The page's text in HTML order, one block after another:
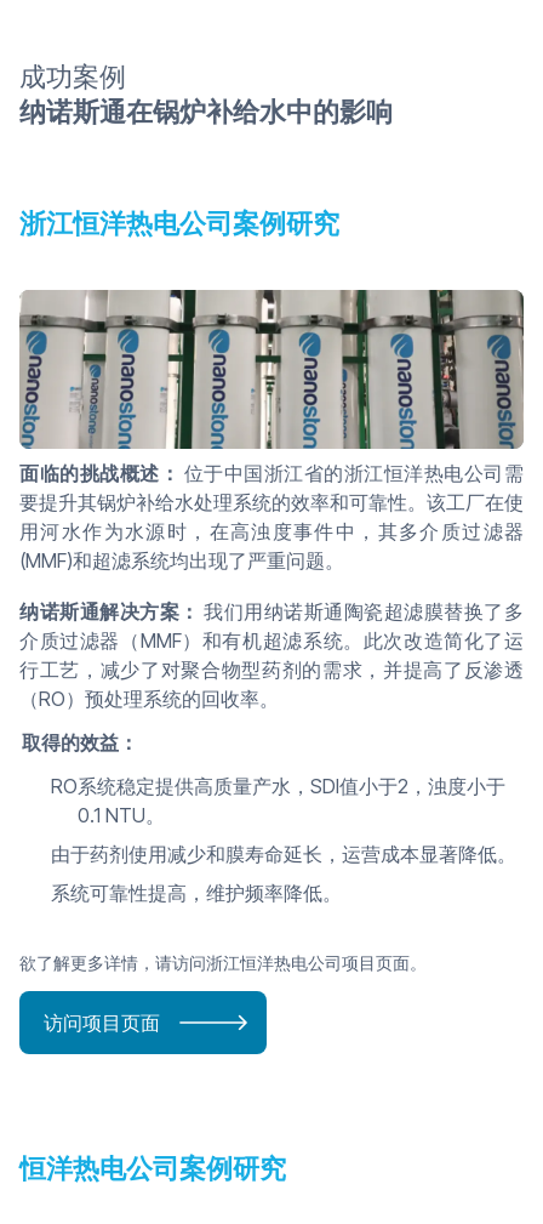
成功案例
纳诺斯通在锅炉补给水中的影响
浙江恒洋热电公司案例研究
面临的挑战概述： 位于中国浙江省的浙江恒洋热电公司需
要提升其锅炉补给水处理系统的效率和可靠性。该工厂在使
用河水作为水源时，在高浊度事件中，其多介质过滤器
(MMF)和超滤系统均出现了严重问题。
纳诺斯通解决方案：我们用纳诺斯通陶瓷超滤膜替换了多
介质过滤器（MMF）和有机超滤系统。此次改造简化了运
行工艺，减少了对聚合物型药剂的需求，并提高了反渗透
（RO）预处理系统的回收率。
取得的效益：
RO系统稳定提供高质量产水，SDI值小于2，浊度小于
0.1 NTU。
由于药剂使用减少和膜寿命延长，运营成本显著降低。
系统可靠性提高，维护频率降低。
欲了解更多详情，请访问浙江恒洋热电公司项目页面。
访问项目页面
恒洋热电公司案例研究